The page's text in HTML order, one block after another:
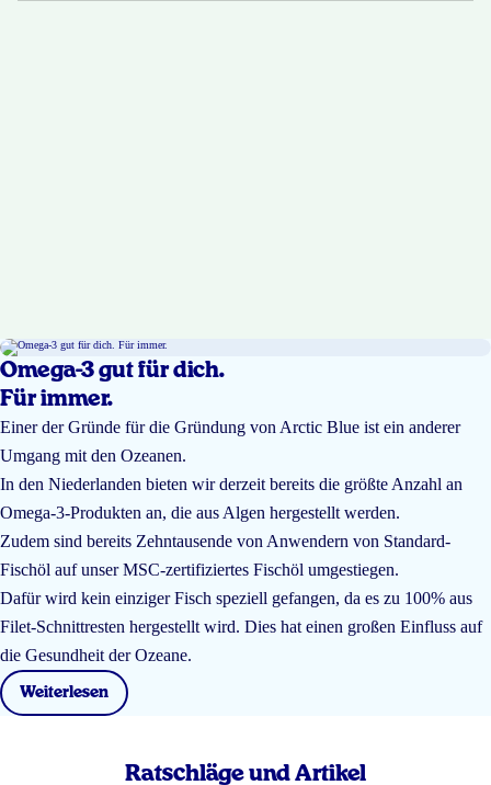
Omega-3 gut für dich.
Für immer.
Einer der Gründe für die Gründung von Arctic Blue ist ein anderer
Umgang mit den Ozeanen.
In den Niederlanden bieten wir derzeit bereits die größte Anzahl an
Omega-3-Produkten an, die aus Algen hergestellt werden.
Zudem sind bereits Zehntausende von Anwendern von Standard-
Fischöl auf unser MSC-zertifiziertes Fischöl umgestiegen.
Dafür wird kein einziger Fisch speziell gefangen, da es zu 100% aus
Filet-Schnittresten hergestellt wird. Dies hat einen großen Einfluss auf
die Gesundheit der Ozeane.
Weiterlesen
Ratschläge und Artikel